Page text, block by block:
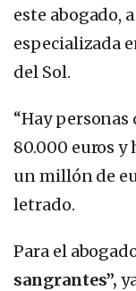
este abogado,
especializada
del Sol.
“Hay
80.000 euros y
un millón de
letrado.
Para el
sangrantes”,